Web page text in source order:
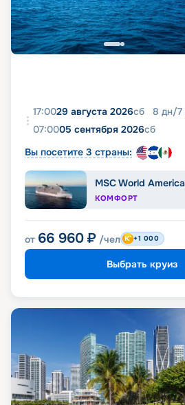
17:0029 августа 2026сб 8 дн/7
07:0005 сентября 2026сб
Вы посетите 3 страны:
MSC World America
КОМФОРТ
от 66 960 ₽ /чел +1 000
Выбрать круиз